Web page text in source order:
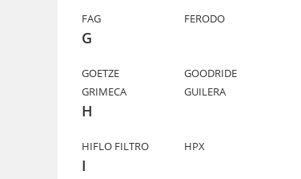
FAG FERODO
G
GOETZE
GOODRIDE
GRIMECA
GUILERA
H
HIFLO FILTRO HPX
I